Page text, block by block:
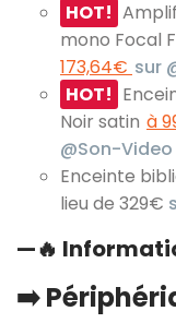
HOT!
mono Focal
173,64€ sur
HOT!
Noir satin à
@Son-Video
Enceinte
lieu de 329€
—🔥
➡️